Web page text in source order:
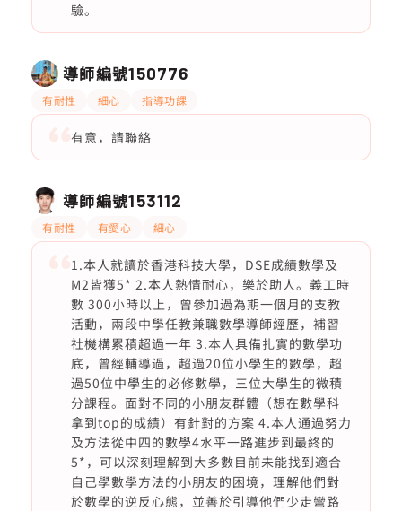
驗。
導師編號150776
有耐性 細心 指導功課
有意，請聯絡
導師編號153112
有耐性 有愛心 細心
1.本人就讀於香港科技大學，DSE成績數學及
M2皆獲5* 2.本人熱情耐心，樂於助人。義工時
數 300小時以上，曾參加過為期一個月的支教
活動，兩段中學任教兼職數學導師經歷，補習
社機構累積超過一年 3.本人具備扎實的數學功
底，曾經輔導過，超過20位小學生的數學，超
過50位中學生的必修數學，三位大學生的微積
分課程。面對不同的小朋友群體（想在數學科
拿到top的成績）有針對的方案 4.本人通過努力
及方法從中四的數學4水平一路進步到最終的
5*，可以深刻理解到大多數目前未能找到適合
自己學數學方法的小朋友的困境，理解他們對
於數學的逆反心態，並善於引導他們少走彎路